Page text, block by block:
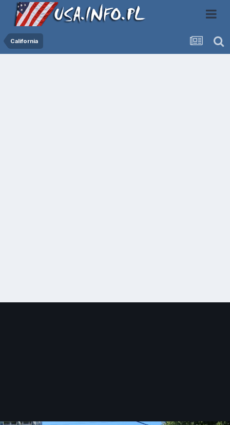
California